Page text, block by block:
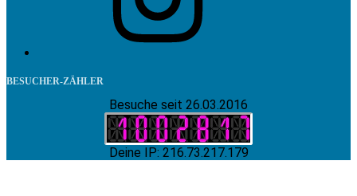
BESUCHER-ZÄHLER
Besuche seit 26.03.2016
Deine IP: 216.73.217.179